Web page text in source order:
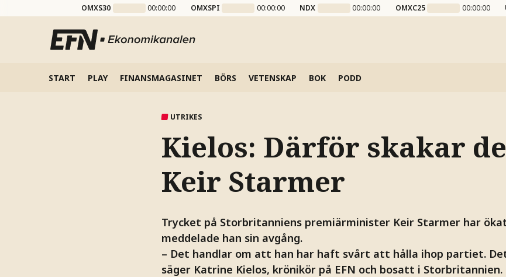
OMXS30 00:00:00 OMXSPI 00:00:00 NDX 00:00:00 OMXC25 00:00:00
START PLAY FINANSMAGASINET BÖRS VETENSKAP BOK PODD
UTRIKES
Kielos: Därför skakar
Keir Starmer
Trycket på Storbritanniens premiärminister Keir Starmer har
meddelade han sin avgång.
– Det handlar om att han har haft svårt att hålla ihop partiet.
säger Katrine Kielos, krönikör på EFN och bosatt i Storbritannien.